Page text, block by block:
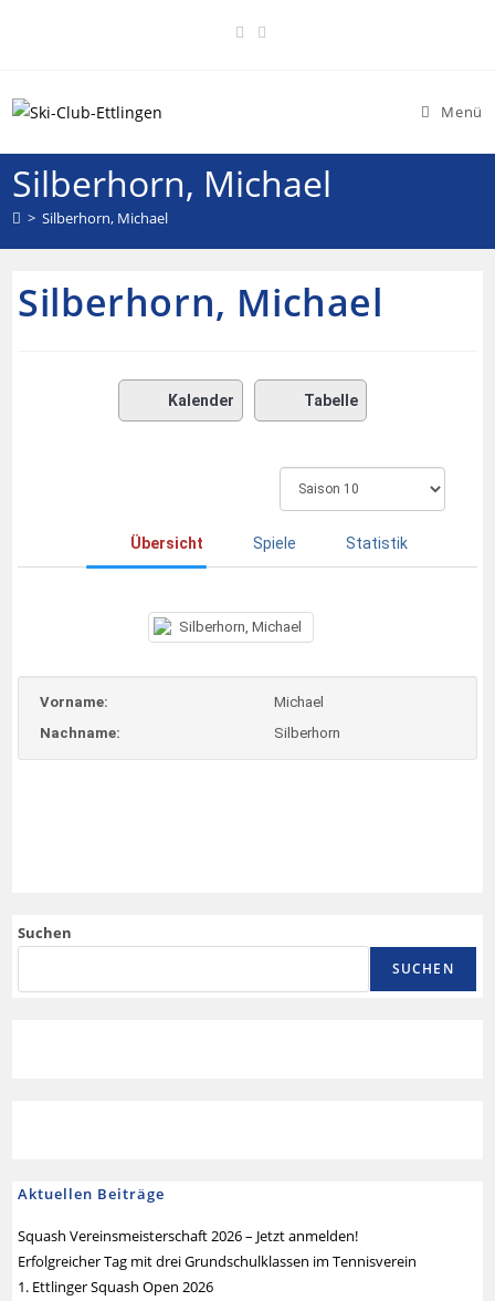
Menü
Silberhorn, Michael
> Silberhorn, Michael
Silberhorn, Michael
Kalender Tabelle
Übersicht Spiele Statistik
Vorname:
Michael
Nachname:
Silberhorn
Suchen
SUCHEN
Aktuellen Beiträge
Squash Vereinsmeisterschaft 2026 – Jetzt anmelden!
Erfolgreicher Tag mit drei Grundschulklassen im Tennisverein
1. Ettlinger Squash Open 2026